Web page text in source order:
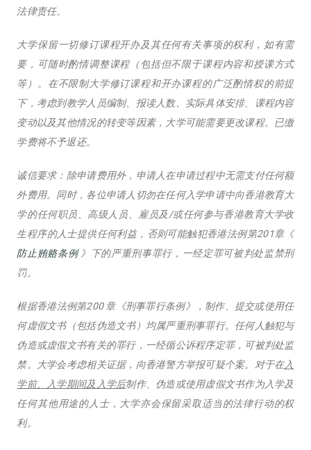
法律责任。
大学保留一切修订课程开办及其任何有关事项的权利，如有需
要，可随时酌情调整课程（包括但不限于课程内容和授课方式
等）。在不限制大学修订课程和开办课程的广泛酌情权的前提
下，考虑到教学人员编制、报读人数、实际具体安排、课程内容
变动以及其他情况的转变等因素，大学可能需要更改课程。已缴
学费将不予退还。
诚信要求：除申请费用外，申请人在申请过程中无需支付任何额
外费用。同时，各位申请人切勿在任何入学申请中向香港教育大
学的任何职员、高级人员、雇员及/或任何参与香港教育大学收
生程序的人士提供任何利益，否则可能触犯香港法例第201章《
防止贿赂条例》下的严重刑事罪行，一经定罪可被判处监禁刑
罚。
根据香港法例第200 章《刑事罪行条例》，制作、提交或使用任
何虚假文书（包括伪造文书）均属严重刑事罪行。任何人触犯与
伪造或虚假文书有关的罪行，一经循公诉程序定罪，可被判处监
禁。大学会考虑相关证据，向香港警方举报可疑个案。对于在入
学前、入学期间及入学后制作、伪造或使用虚假文书作为入学及
任何其他用途的人士，大学亦会保留采取适当的法律行动的权
利。